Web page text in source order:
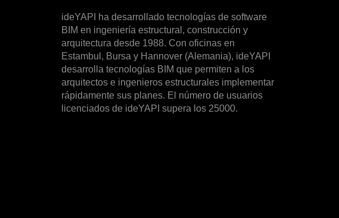
ideYAPI ha desarrollado tecnologías de software
BIM en ingeniería estructural, construcción y
arquitectura desde 1988. Con oficinas en
Estambul, Bursa y Hannover (Alemania), ideYAPI
desarrolla tecnologías BIM que permiten a los
arquitectos e ingenieros estructurales implementar
rápidamente sus planes. El número de usuarios
licenciados de ideYAPI supera los 25000.